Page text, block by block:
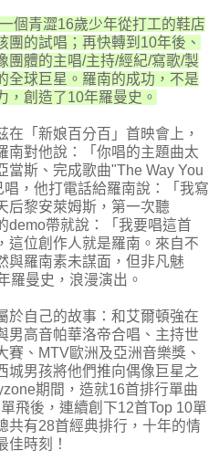
個青澀16歲少年從打工的鞋店
的試唱；再快轉到10年後、
團體的主唱/主持/經紀/寫歌/製
全球巨星。羅南的成功，不是
，創造了10年羅曼史。
「新娘百分百」首映會上，
南對他說：「你唱的主題曲太
當斯、完成歌曲"The Way You
，他打電話給羅南說：「我寫
后黎安萊姆斯，第一次聽
demo帶就說：「我要唱這首
這位創作人就是羅南。來自不
與羅南素未謀面，但非凡魅
羅曼史，浪漫演出。
自己的故事：和艾爾頓強在
男高音帕華洛帝合唱、主持世
賽、MTV歐洲及亞洲音樂獎、
城男孩將他們推向偶像巨星之
期間，造就16首排行單曲
飛後，連續創下12首Top 10單
共有28首經典排行，十年的情
佳時刻！